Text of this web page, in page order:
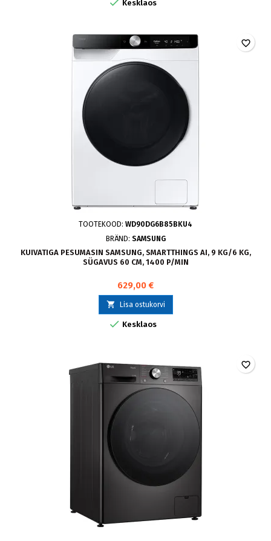
 Kesklaos
TOOTEKOOD: WD90DG6B85BKU4
BRÄND: SAMSUNG
KUIVATIGA PESUMASIN SAMSUNG, SMARTTHINGS AI, 9 KG/6 KG,
SÜGAVUS 60 CM, 1400 P/MIN
629,00 €
 Lisa ostukorvi
 Kesklaos
favorite_border
favorite_border